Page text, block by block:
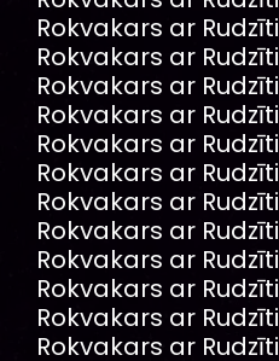
Rokvakars ar Rudzīti
Rokvakars ar Rudzīti
Rokvakars ar Rudzīti
Rokvakars ar Rudzīti
Rokvakars ar Rudzīti
Rokvakars ar Rudzīti
Rokvakars ar Rudzīti
Rokvakars ar Rudzīti
Rokvakars ar Rudzīti
Rokvakars ar Rudzīti
Rokvakars ar Rudzīti
Rokvakars ar Rudzīti